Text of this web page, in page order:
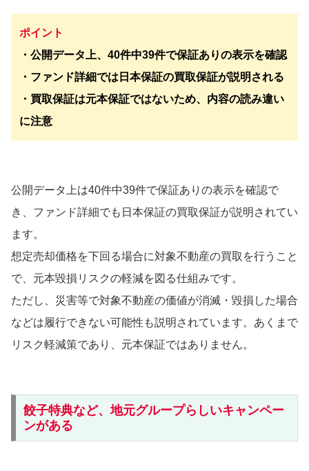
ポイント
・公開データ上、40件中39件で保証ありの表示を確認
・ファンド詳細では日本保証の買取保証が説明される
・買取保証は元本保証ではないため、内容の読み違い
に注意
公開データ上は40件中39件で保証ありの表示を確認で
き、ファンド詳細でも日本保証の買取保証が説明されてい
ます。
想定売却価格を下回る場合に対象不動産の買取を行うこと
で、元本毀損リスクの軽減を図る仕組みです。
ただし、災害等で対象不動産の価値が消滅・毀損した場合
などは履行できない可能性も説明されています。あくまで
リスク軽減策であり、元本保証ではありません。
餃子特典など、地元グループらしいキャンペー
ンがある